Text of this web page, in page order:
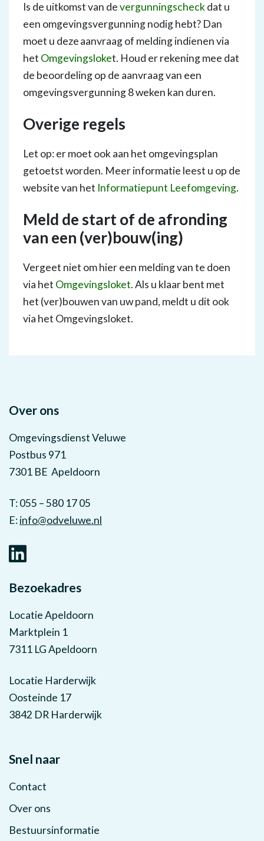
Is de uitkomst van devergunningscheckdat u
een omgevingsvergunning nodig hebt? Dan
moet u deze aanvraag of melding indienen via
het Omgevingsloket. Houd er rekening mee dat
de beoordeling op de aanvraag van een
omgevingsvergunning 8 weken kan duren.
Overige regels
Let op: er moet ook aan het omgevingsplan
getoetst worden. Meer informatie leest u op de
website van het Informatiepunt Leefomgeving.
Meld de start of de afronding
van een (ver)bouw(ing)
Vergeet niet om hier een melding van te doen
via het Omgevingsloket. Als u klaar bent met
het (ver)bouwen van uw pand, meldt u dit ook
via het Omgevingsloket.
Over ons
Omgevingsdienst Veluwe
Postbus 971
7301 BE Apeldoorn
T: 055 – 580 17 05
E:info@odveluwe.nl
Bezoekadres
Locatie Apeldoorn
Marktplein 1
7311 LG Apeldoorn
Locatie Harderwijk
Oosteinde 17
3842 DR Harderwijk
Snel naar
Contact
Over ons
Bestuursinformatie